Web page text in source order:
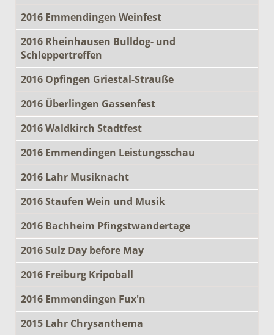
2016 Emmendingen Weinfest
2016 Rheinhausen Bulldog- und
Schleppertreffen
2016 Opfingen Griestal-Strauße
2016 Überlingen Gassenfest
2016 Waldkirch Stadtfest
2016 Emmendingen Leistungsschau
2016 Lahr Musiknacht
2016 Staufen Wein und Musik
2016 Bachheim Pfingstwandertage
2016 Sulz Day before May
2016 Freiburg Kripoball
2016 Emmendingen Fux'n
2015 Lahr Chrysanthema